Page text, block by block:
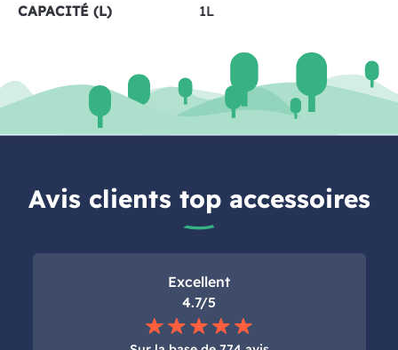
CAPACITÉ (L) 1L
Avis clients top accessoires
Excellent
4.7/5